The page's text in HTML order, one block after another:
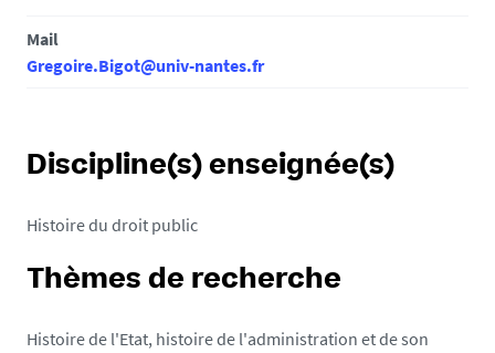
Mail
Gregoire.Bigot@univ-nantes.fr
Discipline(s) enseignée(s)
Histoire du droit public
Thèmes de recherche
Histoire de l'Etat, histoire de l'administration et de son